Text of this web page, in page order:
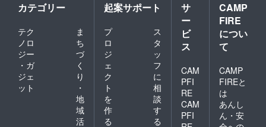
カテゴリー
テク
ノロ
ジー
・ガ
ジェ
ット
ま
ち
づ
く
り
・
地
域
活
起案サポート
プ
ロ
ジ
ェ
ク
ト
を
作
る
ス
タ
ッ
フ
に
相
談
す
る
サ
ー
ビ
ス
CAM
PFI
RE
CAM
PFI
CAMP
FIRE
につい
て
CAMP
FIREと
は
あんし
ん・安